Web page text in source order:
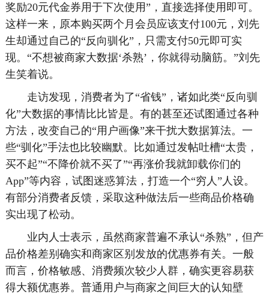
奖励20元代金券用于下次使用”，直接选择使用即可。
这样一来，原本购买两个月会员应该支付100元，刘先
生却通过自己的“反向驯化”，只需支付50元即可实
现。“不想被商家大数据‘杀熟’，你就得动脑筋。”刘先
生笑着说。
走访发现，消费者为了“省钱”，诸如此类“反向驯
化”大数据的事情比比皆是。有的甚至还试图通过各种
方法，改变自己的“用户画像”来干扰大数据算法。一
些“驯化”手法也比较幽默。比如通过发帖吐槽“太贵，
买不起”“不降价就不买了”“再涨价我就卸载你们的
App”等内容，试图迷惑算法，打造一个“穷人”人设。
有部分消费者反馈，采取这种做法后一些商品价格确
实出现了松动。
业内人士表示，虽然商家普遍不承认“杀熟”，但产
品价格差别确实和商家区别发放的优惠券有关。一般
而言，价格敏感、消费频次较少人群，确实更容易获
得大额优惠券。普通用户与商家之间巨大的认知壁